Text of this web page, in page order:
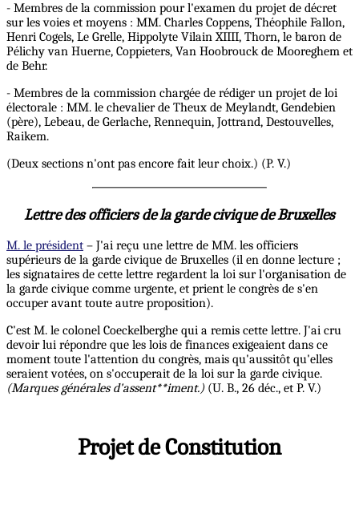
- Membres de la commission pour l'examen du projet de décret
sur les voies et moyens : MM. Charles Coppens, Théophile Fallon,
Henri Cogels, Le Grelle, Hippolyte Vilain XIIII, Thorn, le baron de
Pélichy van Huerne, Coppieters, Van Hoobrouck de Mooreghem et
de Behr.
- Membres de la commission chargée de rédiger un projet de loi
électorale : MM. le chevalier de Theux de Meylandt, Gendebien
(père), Lebeau, de Gerlache, Rennequin, Jottrand, Destouvelles,
Raikem.
(Deux sections n'ont pas encore fait leur choix.) (P. V.)
Lettre des officiers de la garde civique de Bruxelles
M. le président – J'ai reçu une lettre de MM. les officiers
supérieurs de la garde civique de Bruxelles (il en donne lecture ;
les signataires de cette lettre regardent la loi sur l'organisation de
la garde civique comme urgente, et prient le congrès de s'en
occuper avant toute autre proposition).
C'est M. le colonel Coeckelberghe qui a remis cette lettre. J'ai cru
devoir lui répondre que les lois de finances exigeaient dans ce
moment toute l'attention du congrès, mais qu'aussitôt qu'elles
seraient votées, on s'occuperait de la loi sur la garde civique.
(Marques générales d'assent**iment.)(U. B., 26 déc., et P. V.)
Projet de Constitution